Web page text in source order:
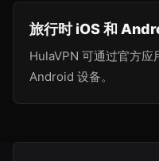
旅行时 iOS 和
HulaVPN 可通过官方应
Android 设备。